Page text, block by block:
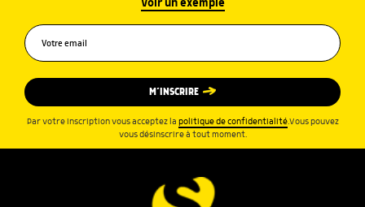
Voir un exemple
M’INSCRIRE
Par votre inscription vous acceptez la politique de confidentialité.Vous pouvez
vous désinscrire à tout moment.